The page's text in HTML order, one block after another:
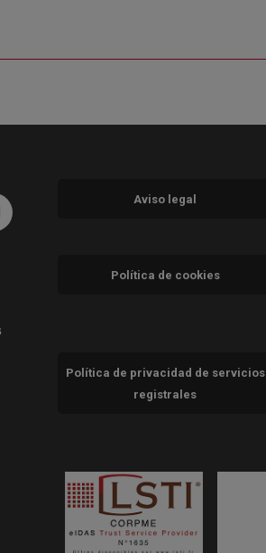
nueva)
ventana nueva)
(abre en ventana nueva)
Ir a Flickr (abre en ventana nueva)
nueva)
ventana nueva)
(abre en ventana nueva)
Aviso legal
Política de cookies
Política de privacidad de servicios
registrales